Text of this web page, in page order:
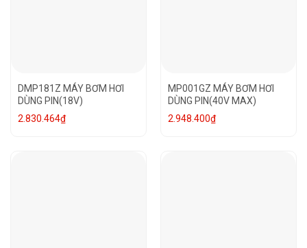
DMP181Z MÁY BƠM HƠI
DÙNG PIN(18V)
2.830.464₫
MP001GZ MÁY BƠM HƠI
DÙNG PIN(40V MAX)
2.948.400₫